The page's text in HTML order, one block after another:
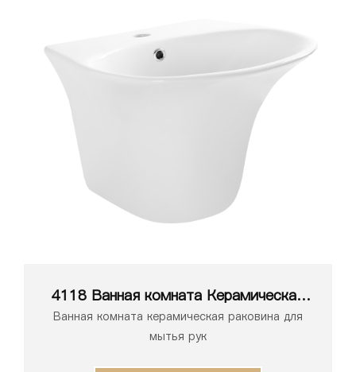
4118 Ванная комната Керамическая
белая раковина для унитаза,
умывальник, раковина
Ванная комната керамическая раковина для
мытья рук